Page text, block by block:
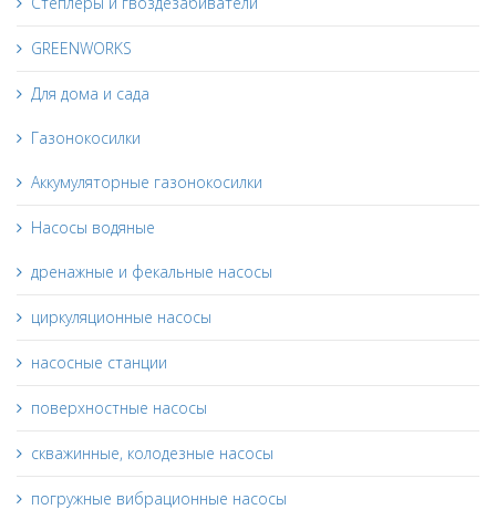
GREENWORKS
Для дома и сада
Газонокосилки
Аккумуляторные газонокосилки
Насосы водяные
дренажные и фекальные насосы
циркуляционные насосы
насосные станции
поверхностные насосы
скважинные, колодезные насосы
погружные вибрационные насосы